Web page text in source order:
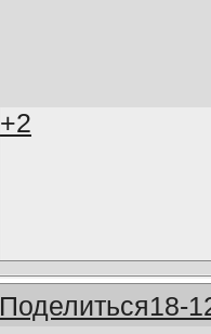
+2
Поделиться18-